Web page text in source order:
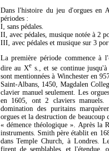
Dans l'histoire du jeu d'orgues en
périodes :
I, sans pédales.
II, avec pédales, musique notée à 2
III, avec pédales et musique sur 3
La première période commence à
dire au Xe s., et se continue
sont mentionnées à Winchester en
Saint-Albans, 1450, Magdalen
clavier manuel seulement. Les
en 1605, ont 2 claviers
domination des puritains
orgues et la destruction de beaucoup
« démence théologique ». Après la
instruments. Smith père établit en
dans Temple Church, à Londres.
firent de semblables, et l'étendue,